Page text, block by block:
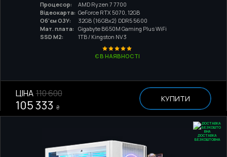
Процесор:
AMD Ryzen 7 7700
Відеокарта: GeForce RTX 5070, 12GB
Об'єм ОЗУ:
32GB (16GBx2) DDR5 5600
Мат. плата:
Gigabyte B650M Gaming Plus WiFi
SSD M2:
1TB / Kingston NV3
Є В НАЯВНОСТІ
ЦІНА 110 600
105 333 ₴
КУПИТИ
ДОСТАВКА
БЕЗКОШТОВНА